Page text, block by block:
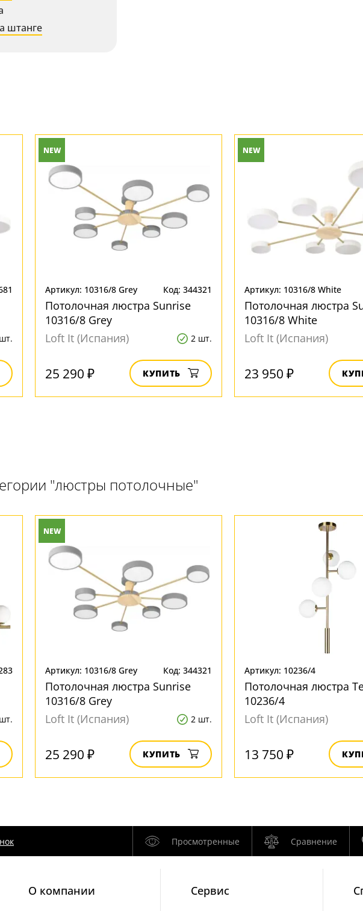
штанге
NEW
Артикул: 10316/8 Grey Код: 344321
Потолочная люстра Sunrise
10316/8 Grey
Loft It (Испания)
2 шт.
25 290 ₽ КУПИТЬ
NEW
Артикул: 10316/8 White
Потолочная люстра
10316/8 White
Loft It (Испания)
23 950 ₽
"люстры потолочные"
NEW
Артикул: 10316/8 Grey Код: 344321
Потолочная люстра Sunrise
10316/8 Grey
Loft It (Испания)
2 шт.
25 290 ₽ КУПИТЬ
Артикул: 10236/4
Потолочная люстра
10236/4
Loft It (Испания)
13 750 ₽
Просмотренные Сравнение
О компании Cервис